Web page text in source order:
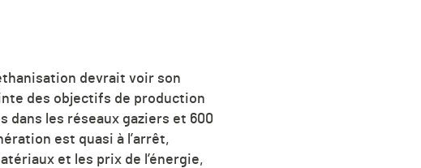
devrait voir son
des objectifs de production
dans les réseaux gaziers et 600
est quasi à l’arrêt,
et les prix de l’énergie,